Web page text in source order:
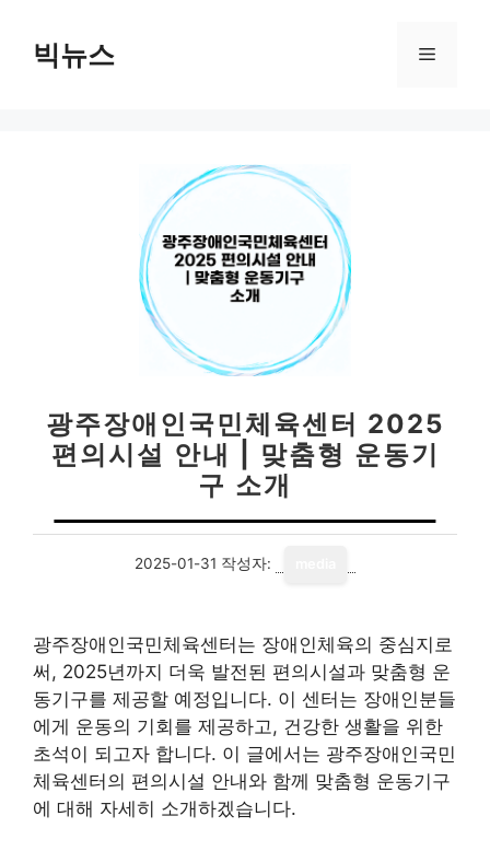
빅뉴스 메
광주장애인국민체육센터 2025
편의시설 안내 | 맞춤형 운동기
구 소개
2025-01-31 작성자:
광주장애인국민체육센터는 장애인체육의 중심지로
써, 2025년까지 더욱 발전된 편의시설과 맞춤형 운
동기구를 제공할 예정입니다. 이 센터는 장애인분들
에게 운동의 기회를 제공하고, 건강한 생활을 위한
초석이 되고자 합니다. 이 글에서는 광주장애인국민
체육센터의 편의시설 안내와 함께 맞춤형 운동기구
에 대해 자세히 소개하겠습니다.